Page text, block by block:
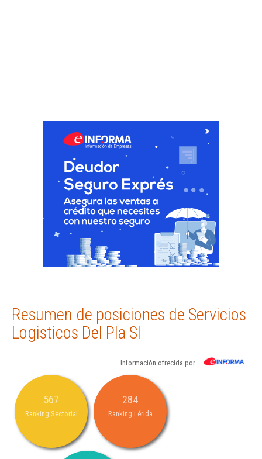
Resumen de posiciones de Servicios
Logisticos Del Pla Sl
Información ofrecida por
567
Ranking Sectorial
284
Ranking Lérida